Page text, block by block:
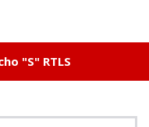
"S" RTLS